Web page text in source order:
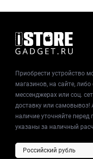
Приобрести устройство
магазинов, на сайте,
мессенджерах или соц.
доставку или самовывоз!
наличие уточняйте перед
указаны за наличный